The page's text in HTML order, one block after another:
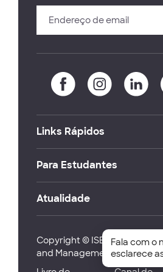
Links Rápidos
Para Estudantes
Atualidade
Copyright © ISEG Lisbon
and Management 2026
Fala com o
esclarece